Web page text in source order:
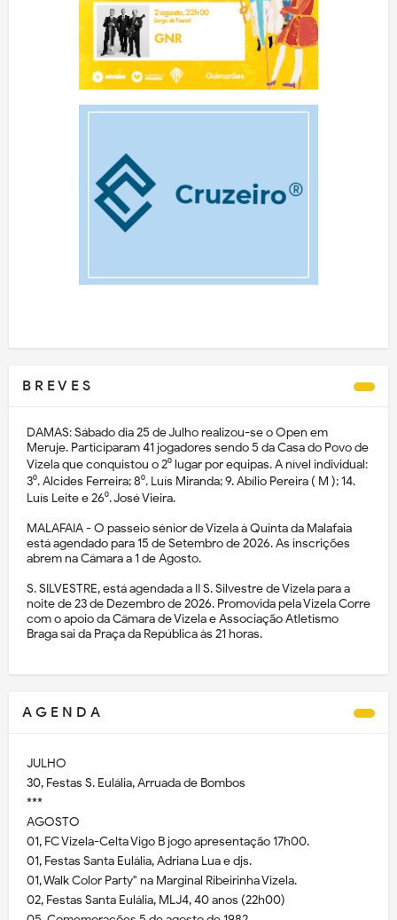
B R E V E S
DAMAS: Sábado dia 25 de Julho realizou-se o Open em
Meruje. Participaram 41 jogadores sendo 5 da Casa do Povo de
Vizela que conquistou o 2⁰ lugar por equipas. A nível individual:
3⁰. Alcides Ferreira; 8⁰. Luís Miranda; 9. Abílio Pereira ( M ); 14.
Luís Leite e 26⁰. José Vieira.
MALAFAIA - O passeio sénior de Vizela à Quinta da Malafaia
está agendado para 15 de Setembro de 2026. As inscrições
abrem na Câmara a 1 de Agosto.
S. SILVESTRE, está agendada a II S. Silvestre de Vizela para a
noite de 23 de Dezembro de 2026. Promovida pela Vizela Corre
com o apoio da Câmara de Vizela e Associação Atletismo
Braga sai da Praça da República às 21 horas.
A G E N D A
JULHO
30, Festas S. Eulália, Arruada de Bombos
***
AGOSTO
01, FC Vizela-Celta Vigo B jogo apresentação 17h00.
01, Festas Santa Eulália, Adriana Lua e djs.
01, Walk Color Party" na Marginal Ribeirinha Vizela.
02, Festas Santa Eulália, MLJ4, 40 anos (22h00)